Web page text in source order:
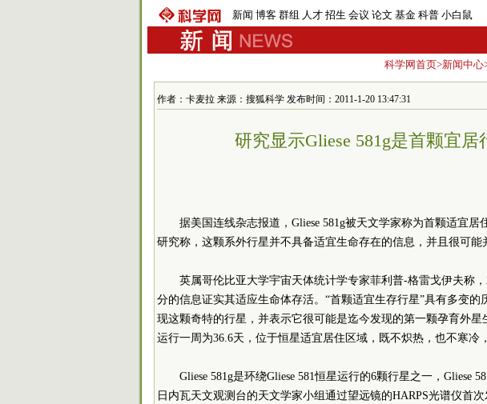
新闻 博客 群组 人才 招生 会议 论文 基金 科普 小白鼠
科学网首页>新闻中心
作者：卡麦拉 来源：搜狐科学 发布时间：2011-1-20 13:47:31
研究显示Gliese 581g是首颗宜居
据美国连线杂志报道，Gliese 581g被天文学家称为首颗适宜
研究称，这颗系外行星并不具备适宜生命存在的信息，并且很可能
英属哥伦比亚大学宇宙天体统计学专家菲利普-格雷戈伊夫称
分的信息证实其适应生命体存活。“首颗适宜生存行星”具有多变的
现这颗奇特的行星，并表示它很可能是迄今发现的第一颗孕育外
运行一周为36.6天，位于恒星适宜居住区域，既不炽热，也不寒冷
Gliese 581g是环绕Gliese 581恒星运行的6颗行星之一，Gliese
日内瓦天文观测台的天文学家小组通过望远镜的HARPS光谱仪首